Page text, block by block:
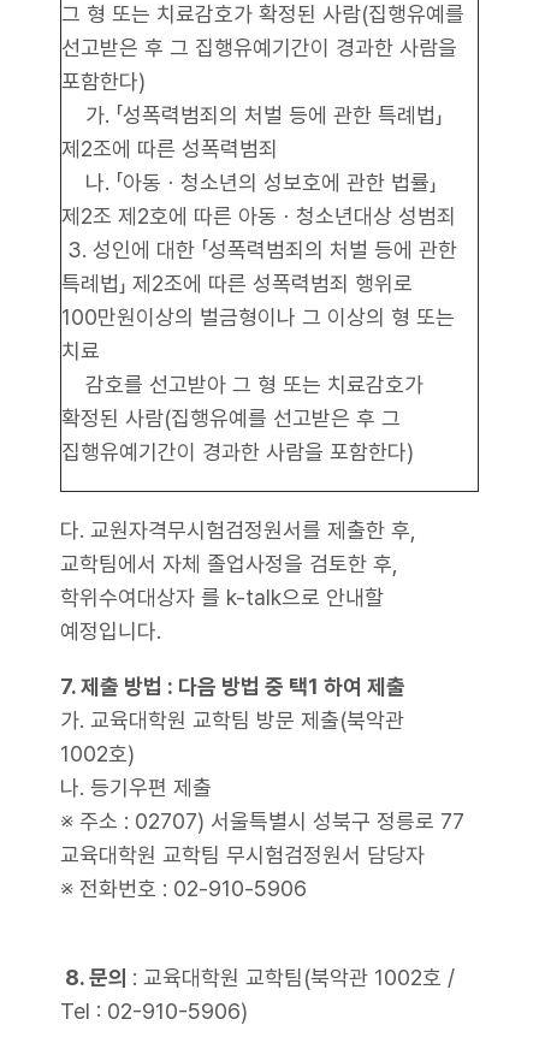
그 형 또는 치료감호가 확정된 사람(집행유예를
선고받은 후 그 집행유예기간이 경과한 사람을
포함한다)
가. 「성폭력범죄의 처벌 등에 관한 특례법」
제2조에 따른 성폭력범죄
나. 「아동ㆍ청소년의 성보호에 관한 법률」
제2조 제2호에 따른 아동ㆍ청소년대상 성범죄
3. 성인에 대한 「성폭력범죄의 처벌 등에 관한
특례법」 제2조에 따른 성폭력범죄 행위로
100만원이상의 벌금형이나 그 이상의 형 또는
치료
감호를 선고받아 그 형 또는 치료감호가
확정된 사람(집행유예를 선고받은 후 그
집행유예기간이 경과한 사람을 포함한다)
다. 교원자격무시험검정원서를 제출한 후,
교학팀에서 자체 졸업사정을 검토한 후,
학위수여대상자 를 k-talk으로 안내할
예정입니다.
7. 제출 방법 : 다음 방법 중 택1 하여 제출
가. 교육대학원 교학팀 방문 제출(북악관
1002호)
나. 등기우편 제출
※ 주소 : 02707) 서울특별시 성북구 정릉로 77
교육대학원 교학팀 무시험검정원서 담당자
※ 전화번호 : 02-910-5906
8. 문의 : 교육대학원 교학팀(북악관 1002호 /
Tel : 02-910-5906)